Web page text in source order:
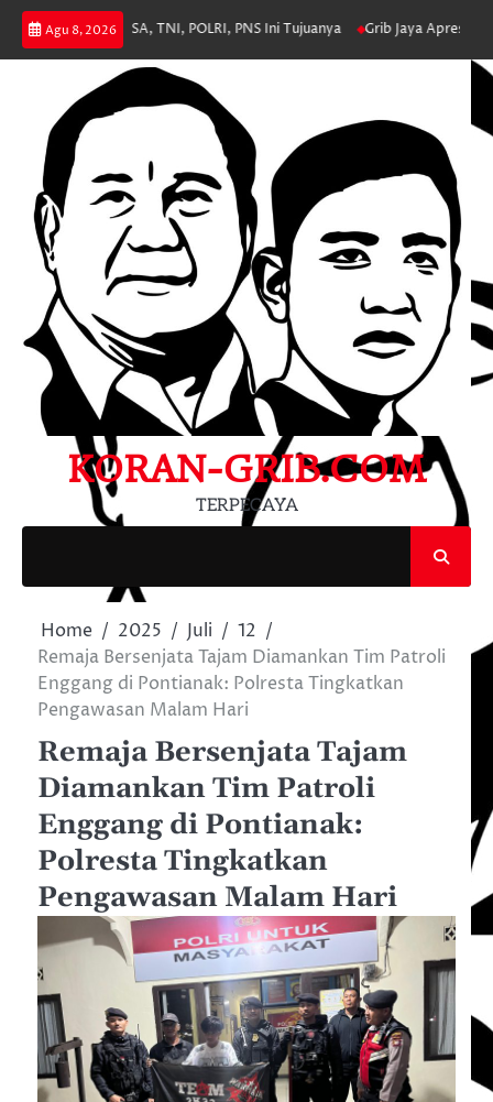
Skip
content
Agu 8, 2026
ASN, JAKSA, TNI, POLRI, PNS Ini Tujuanya Grib Jaya Apresiasi Polres
KORAN-GRIB.COM
TERPECAYA
Home 2025 Juli
12
Remaja Bersenjata Tajam Diamankan Tim Patroli
Enggang di Pontianak: Polresta Tingkatkan
Pengawasan Malam Hari
Remaja Bersenjata Tajam
Diamankan Tim Patroli
Enggang di Pontianak:
Polresta Tingkatkan
Pengawasan Malam Hari